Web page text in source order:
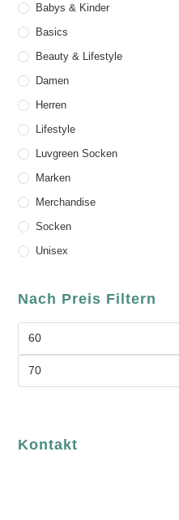
Babys & Kinder
Basics
Beauty & Lifestyle
Damen
Herren
Lifestyle
Luvgreen Socken
Marken
Merchandise
Socken
Unisex
Nach Preis Filtern
Kontakt